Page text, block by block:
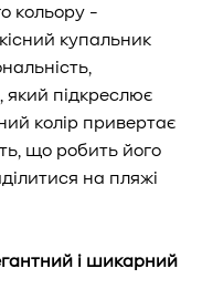
кольору -
купальник
підкреслює
колір привертає
що робить його
на пляжі
і шикарний